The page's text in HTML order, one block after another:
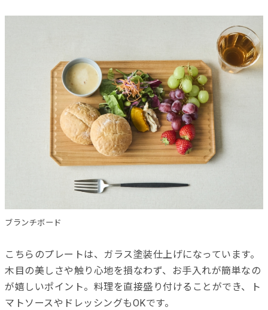
ブランチボード
こちらのプレートは、ガラス塗装仕上げになっています。
木目の美しさや触り心地を損なわず、お手入れが簡単なの
が嬉しいポイント。料理を直接盛り付けることができ、ト
マトソースやドレッシングもOKです。